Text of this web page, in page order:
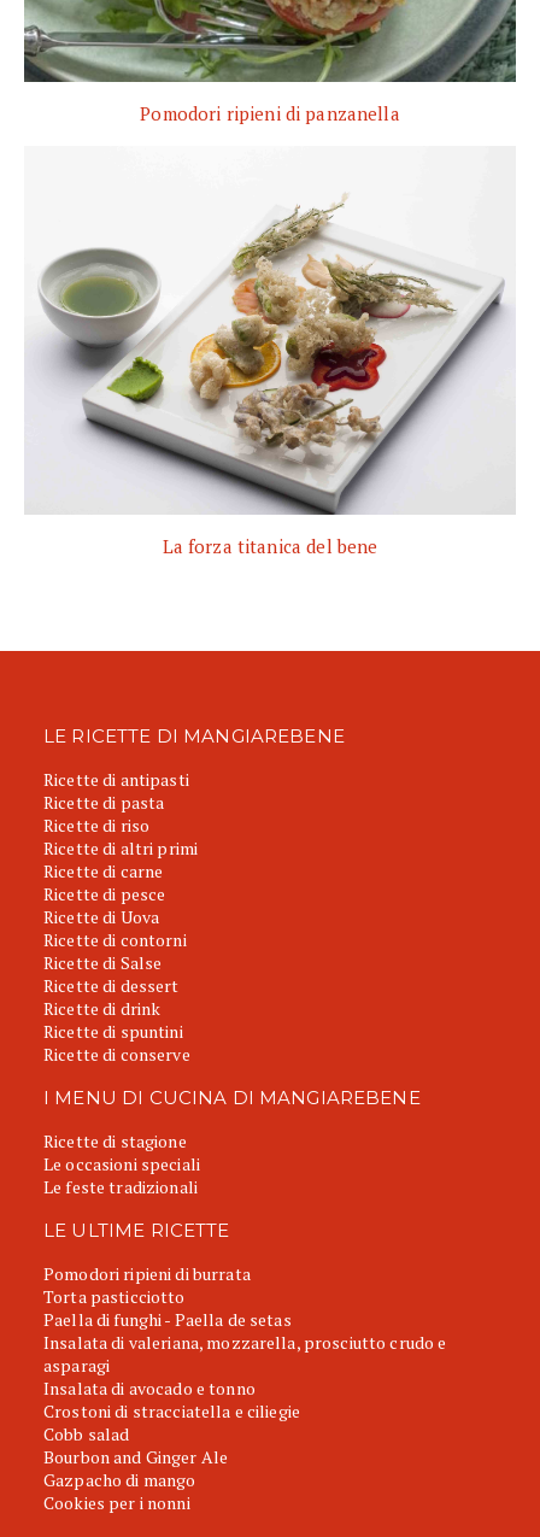
Pomodori ripieni di panzanella
La forza titanica del bene
LE RICETTE DI MANGIAREBENE
Ricette di antipasti
Ricette di pasta
Ricette di riso
Ricette di altri primi
Ricette di carne
Ricette di pesce
Ricette di Uova
Ricette di contorni
Ricette di Salse
Ricette di dessert
Ricette di drink
Ricette di spuntini
Ricette di conserve
I MENU DI CUCINA DI MANGIAREBENE
Ricette di stagione
Le occasioni speciali
Le feste tradizionali
LE ULTIME RICETTE
Pomodori ripieni di burrata
Torta pasticciotto
Paella di funghi - Paella de setas
Insalata di valeriana, mozzarella, prosciutto crudo e
asparagi
Insalata di avocado e tonno
Crostoni di stracciatella e ciliegie
Cobb salad
Bourbon and Ginger Ale
Gazpacho di mango
Cookies per i nonni